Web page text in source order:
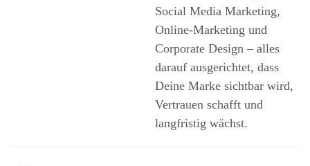
Social Media Marketing,
Online-Marketing und
Corporate Design – alles
darauf ausgerichtet, dass
Deine Marke sichtbar wird,
Vertrauen schafft und
langfristig wächst.